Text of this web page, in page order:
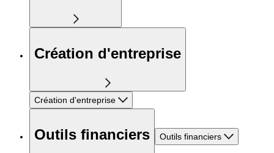
Création d'entreprise
Création d'entreprise
Outils financiers Outils financiers